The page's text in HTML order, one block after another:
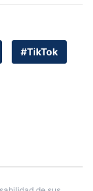
#TikTok